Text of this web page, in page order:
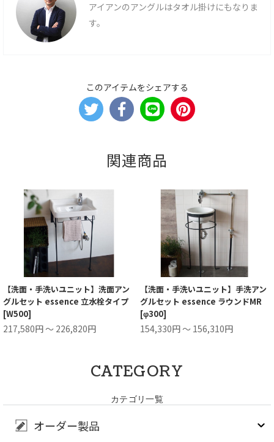
アイアンのアングルはタオル掛けにもなりま
す。
このアイテムをシェアする
関連商品
【洗面・手洗いユニット】洗面アン
グルセット essence 立水栓タイプ
[W500]
217,580円 ～ 226,820円
【洗面・手洗いユニット】手洗アン
グルセット essence ラウンドMR
[φ300]
154,330円 ～ 156,310円
CATEGORY
カテゴリ一覧
オーダー製品